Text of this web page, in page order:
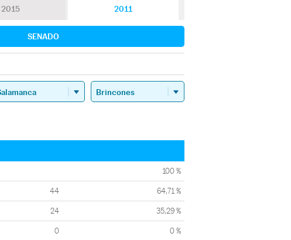
2015 2011
SENADO
100 %
44 64,71 %
24 35,29 %
0 0 %